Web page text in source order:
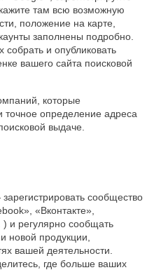
там всю возможную
положение на карте,
заполнены подробно.
и опубликовать
вашего сайта поисковой
которые
точное определение адреса
выдаче.
сообщество
«Вконтакте»,
и регулярно сообщать
новой продукции,
вашей деятельности.
где больше ваших